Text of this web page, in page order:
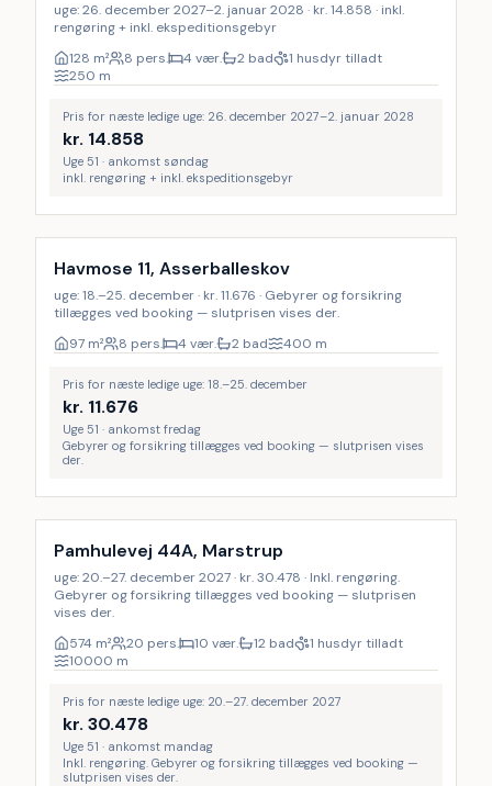
uge: 26. december 2027–2. januar 2028 · kr. 14.858 · inkl.
rengøring + inkl. ekspeditionsgebyr
128 m² 8 pers. 4 vær. 2 bad
1 husdyr tilladt
250 m
Pris for næste ledige uge: 26. december 2027–2. januar 2028
kr. 14.858
Uge 51 · ankomst søndag
inkl. rengøring + inkl. ekspeditionsgebyr
Havmose 11, Asserballeskov
uge: 18.–25. december · kr. 11.676 · Gebyrer og forsikring
tillægges ved booking — slutprisen vises der.
97 m² 8 pers. 4 vær. 2 bad 400 m
Pris for næste ledige uge: 18.–25. december
kr. 11.676
Uge 51 · ankomst fredag
Gebyrer og forsikring tillægges ved booking — slutprisen vises
der.
Inkl. rengøring
Pamhulevej 44A, Marstrup
uge: 20.–27. december 2027 · kr. 30.478 · Inkl. rengøring.
Gebyrer og forsikring tillægges ved booking — slutprisen
vises der.
574 m² 20 pers. 10 vær. 12 bad
1 husdyr tilladt
10000 m
Pris for næste ledige uge: 20.–27. december 2027
kr. 30.478
Uge 51 · ankomst mandag
Inkl. rengøring. Gebyrer og forsikring tillægges ved booking —
slutprisen vises der.